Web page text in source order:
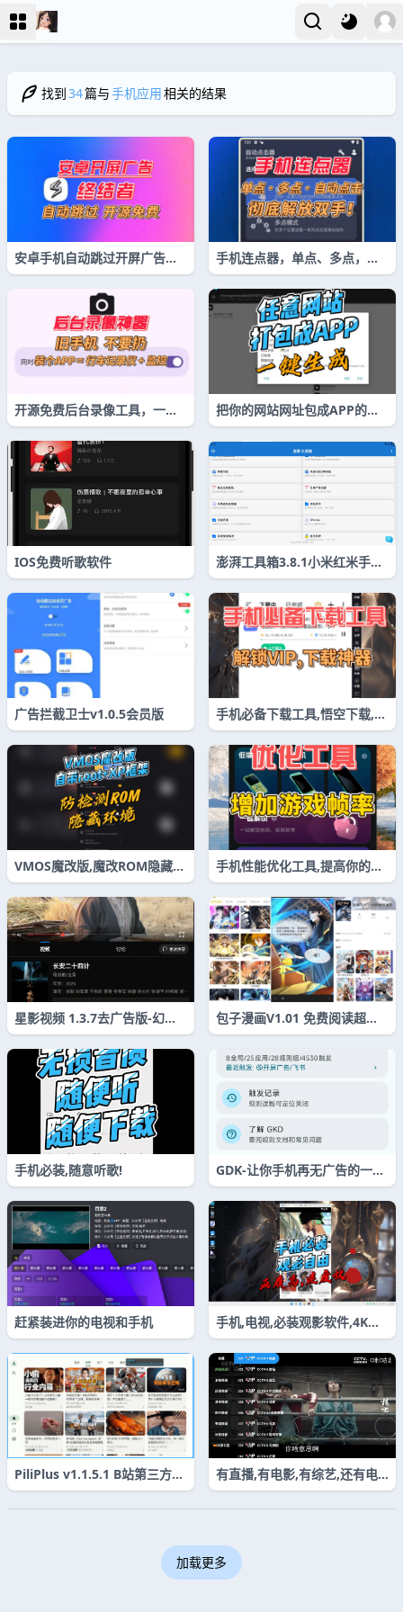
找到34篇与手机应用相关的结果
安卓手机自动跳过开屏广告，
开源免费，顽固开屏广告终结
手机连点器，单点、多点，设
置一次自动点击，重复任务全
托管
开源免费后台录像工具，一台
旧手机 =免费的行车记录仪 +
家用监控
把你的网站网址包成APP的小
工具
IOS免费听歌软件
澎湃工具箱3.8.1小米红米手机
便捷工具箱
广告拦截卫士v1.0.5会员版
手机必备下载工具,悟空下载,无
限制下载
VMOS魔改版,魔改ROM隐藏环
境防检测,自带ROOT加XP框架
手机性能优化工具,提高你的游
戏帧率
星影视频 1.3.7去广告版-幻幻
喵
包子漫画V1.01 免费阅读超多
漫画
手机必装,随意听歌!
GDK-让你手机再无广告的一个
小APP
赶紧装进你的电视和手机
手机,电视,必装观影软件,4K蓝
光画质,流畅不卡顿
PiliPlus v1.1.5.1 B站第三方A
PP 支持横屏
有直播,有电影,有综艺,还有电
视剧
加载更多